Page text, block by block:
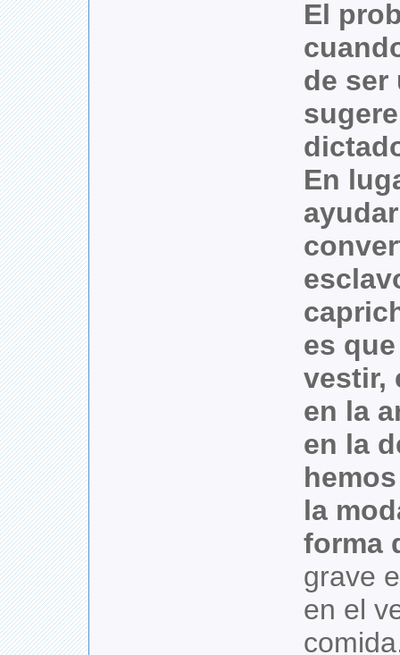
El
de ser
En
es
vestir,
en la
en la
la
forma
grave
en el